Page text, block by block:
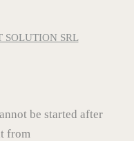
SOLUTION SRL
be started after
from